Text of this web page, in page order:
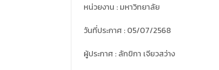
หน่วยงาน : มหาวิทยาลัย
วันที่ประกาศ : 05/07/2568
ผู้ประกาศ : ลักขิกา เจียวสว่าง